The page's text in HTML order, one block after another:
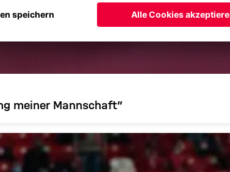
meiner Mannschaft“